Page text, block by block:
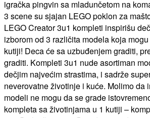
igračka pingvin sa mladunčetom na
3 scene su sjajan LEGO poklon za
LEGO Creator 3u1 kompleti inspirišu
izborom od 3 različita modela koja
kutiji! Deca će sa uzbuđenjem graditi,
graditi. Kompleti 3u1 nude asortiman
dečjim najvećim strastima, i sadrže
neverovatne životinje i kuće. Molimo da
modeli ne mogu da se grade
kompleta sa životinjama u 1 kutiji –